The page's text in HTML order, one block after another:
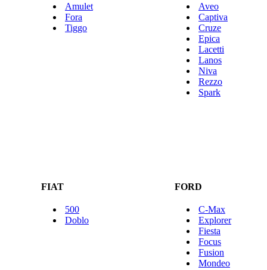
Amulet
Fora
Tiggo
Aveo
Captiva
Cruze
Epica
Lacetti
Lanos
Niva
Rezzo
Spark
FIAT FORD
500
Doblo
C-Max
Explorer
Fiesta
Focus
Fusion
Mondeo